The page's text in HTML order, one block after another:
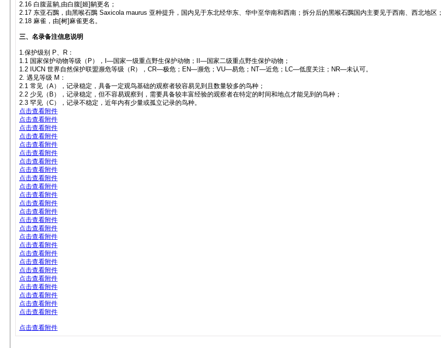
2.16 白腹蓝鹟,由白腹[姬]鹟更名；
2.17 东亚石䳭，由黑喉石䳭 Saxicola maurus 亚种提升，国内见于东北经华东、华中至华南和西南；拆分后的黑喉石䳭国内主要见于西南、西北地区；
2.18 麻雀，由[树]麻雀更名。
三、名录备注信息说明
1.保护级别 P、R：
1.1 国家保护动物等级（P），I—国家一级重点野生保护动物；II—国家二级重点野生保护动物；
1.2 IUCN 世界自然保护联盟濒危等级（R），CR—极危；EN—濒危；VU—易危；NT—近危；LC—低度关注；NR—未认可。
2. 遇见等级 M：
2.1 常见（A），记录稳定，具备一定观鸟基础的观察者较容易见到且数量较多的鸟种；
2.2 少见（B），记录稳定，但不容易观察到，需要具备较丰富经验的观察者在特定的时间和地点才能见到的鸟种；
2.3 罕见（C），记录不稳定，近年内有少量或孤立记录的鸟种。
点击查看附件
点击查看附件
点击查看附件
点击查看附件
点击查看附件
点击查看附件
点击查看附件
点击查看附件
点击查看附件
点击查看附件
点击查看附件
点击查看附件
点击查看附件
点击查看附件
点击查看附件
点击查看附件
点击查看附件
点击查看附件
点击查看附件
点击查看附件
点击查看附件
点击查看附件
点击查看附件
点击查看附件
点击查看附件
点击查看附件